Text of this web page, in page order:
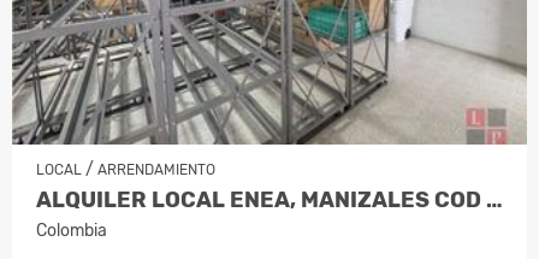
LOCAL / ARRENDAMIENTO
ALQUILER LOCAL ENEA, MANIZALES COD 1…
Colombia